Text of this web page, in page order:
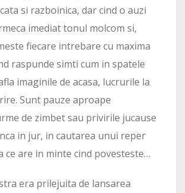
si razboinica, dar cind o auzi
imediat tonul molcom si,
fiecare intrebare cu maxima
raspunde simti cum in spatele
imaginile de acasa, lucrurile la
Sunt pauze aproape
de zimbet sau privirile jucause
in jur, in cautarea unui reper
ce are in minte cind povesteste…
era prilejuita de lansarea